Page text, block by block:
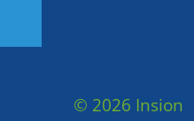
© 2026 Insion